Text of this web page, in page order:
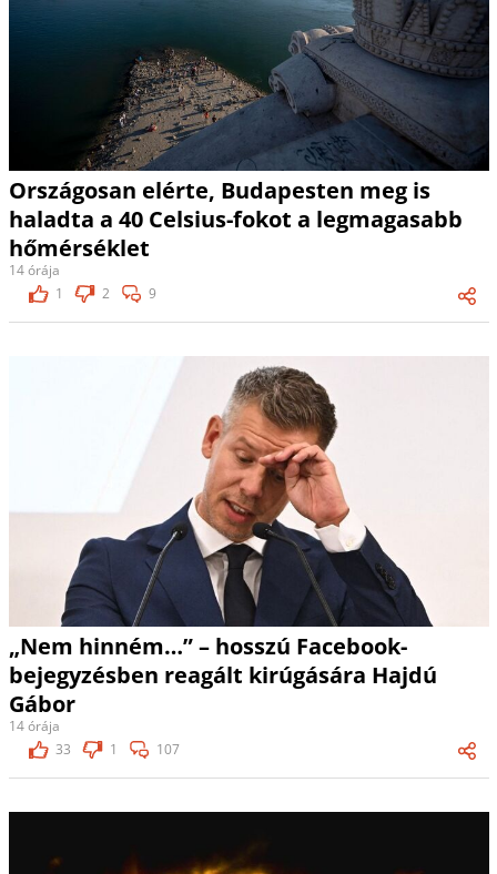
Országosan elérte, Budapesten meg is
haladta a 40 Celsius-fokot a legmagasabb
hőmérséklet
14 órája
1
2 9
„Nem hinném…” – hosszú Facebook-
bejegyzésben reagált kirúgására Hajdú
Gábor
14 órája
33
1 107